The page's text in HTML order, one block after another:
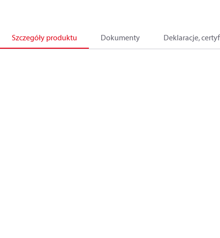
Szczegóły produktu Dokumenty Deklaracje,